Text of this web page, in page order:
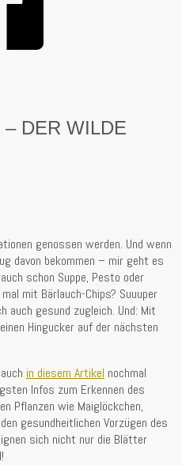
DER WILDE
genossen werden. Und wenn
davon bekommen – mir geht es
schon Suppe, Pesto oder
mit Bärlauch-Chips? Suuuper
auch gesund zugleich. Und: Mit
Hingucker auf der nächsten
in diesem Artikel nochmal
Infos zum Erkennen des
Pflanzen wie Maiglöckchen,
gesundheitlichen Vorzügen des
sich nicht nur die Blätter